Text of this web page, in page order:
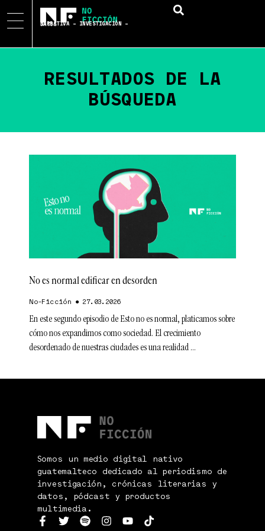
NARRATIVA – INVESTIGACIÓN – DATOS
RESULTADOS DE LA
BÚSQUEDA
No es normal edificar en desorden
No-Ficción 27.03.2026
En este segundo episodio de Esto no es normal, platicamos sobre
cómo nos expandimos como sociedad. El crecimiento
desordenado de nuestras ciudades es una realidad
Somos un medio digital nativo
guatemalteco dedicado al periodismo de
investigación, crónicas literarias y
datos, pódcast y productos
multimedia.